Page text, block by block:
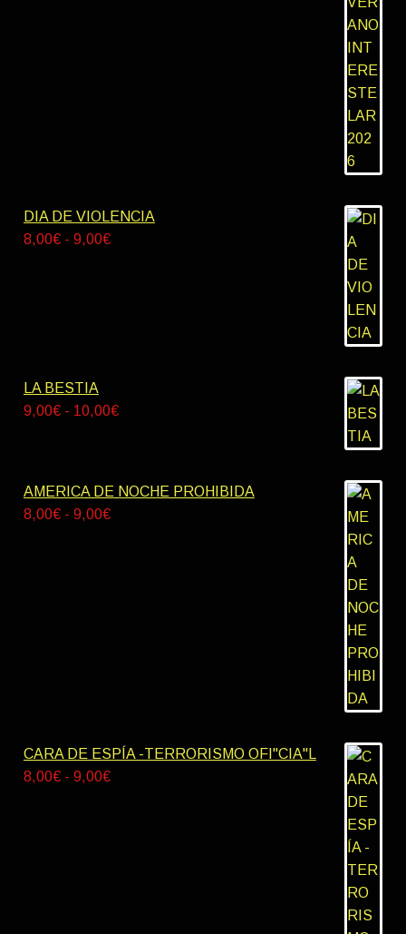
DIA DE VIOLENCIA
8,00€ - 9,00€Rango
LA BESTIA
9,00€ - 10,00€Rango
9,00€
AMERICA DE NOCHE PROHIBIDA
8,00€ - 9,00€Rango
CARA DE ESPÍA -TERRORISMO OFI"CIA"L
8,00€ - 9,00€Rango